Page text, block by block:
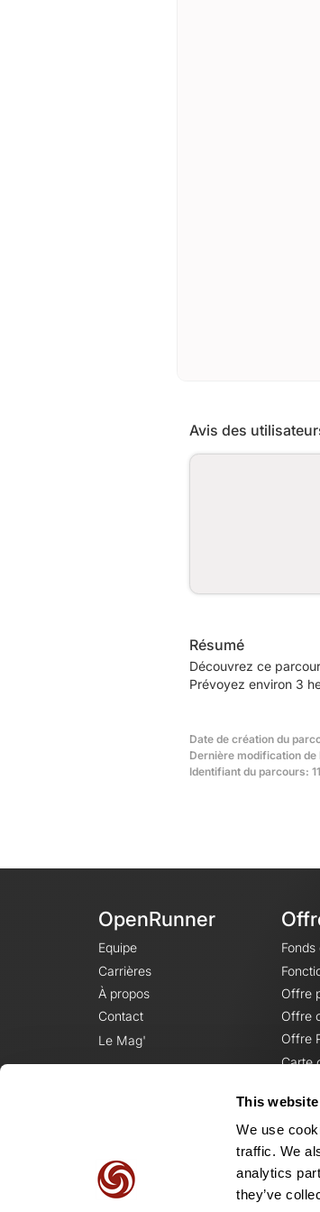
This
We use
traffic. We
analytics
they’ve
Avis des
Résumé
Découvrez ce
Prévoyez environ 3
Date de création du
Dernière modification
Identifiant du parcours:
OpenRunner
Equipe
Carrières
À propos
Contact
Le Mag'
Offre
Offre
Offre
Carte